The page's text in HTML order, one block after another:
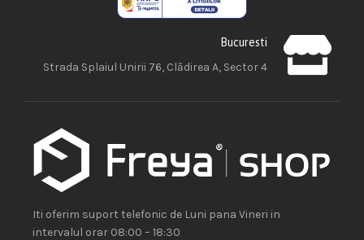
Bucuresti
Strada Splaiul Unirii 76, Clădirea A, Sector 4
Iti oferim suport telefonic de Luni pana Vineri in
intervalul orar 08:00 – 18:30